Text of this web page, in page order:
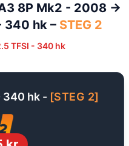
8P Mk2 - 2008 ->
340 hk – STEG 2
TFSI - 340 hk
340 hk - [STEG 2]